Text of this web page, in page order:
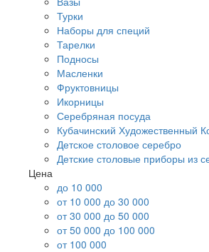
Турки
Наборы для специй
Тарелки
Подносы
Масленки
Фруктовницы
Икорницы
Серебряная посуда
Кубачинский Художественный
Детское столовое серебро
Детские столовые приборы из
Цена
до 10 000
от 10 000 до 30 000
от 30 000 до 50 000
от 50 000 до 100 000
от 100 000